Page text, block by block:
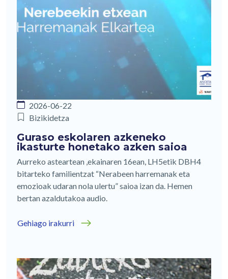
2026-06-22
Bizikidetza
Guraso eskolaren azkeneko
ikasturte honetako azken saioa
Aurreko asteartean ,ekainaren 16ean, LH5etik DBH4
bitarteko familientzat “Nerabeen harremanak eta
emozioak udaran nola ulertu” saioa izan da. Hemen
bertan azaldutakoa audio.
Gehiago irakurri